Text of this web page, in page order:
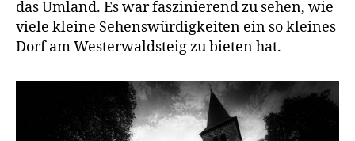
das Umland. Es war faszinierend zu sehen, wie
viele kleine Sehenswürdigkeiten ein so kleines
Dorf am Westerwaldsteig zu bieten hat.